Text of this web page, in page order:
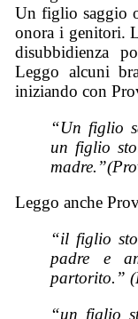
Un figlio saggio
onora i genitori.
disubbidienza
Leggo alcuni
iniziando con
“Un figlio
un figlio
Leggo anche
“il figlio
padre e
partorito.”
“un figlio